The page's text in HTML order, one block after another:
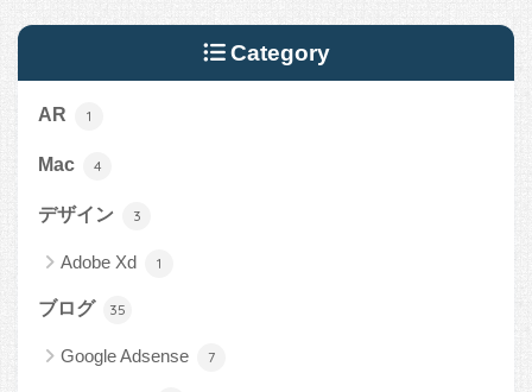
Category
AR 1
Mac 4
デザイン 3
Adobe Xd 1
ブログ 35
Google Adsense 7